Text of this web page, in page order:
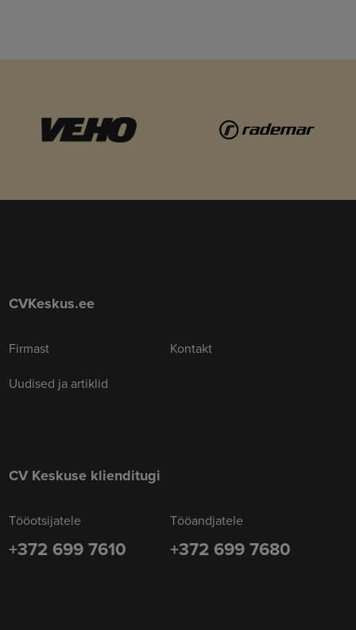
CVKeskus.ee
Firmast
Uudised ja artiklid
Kontakt
CV Keskuse klienditugi
Tööotsijatele
+372 699 7610
Tööandjatele
+372 699 7680